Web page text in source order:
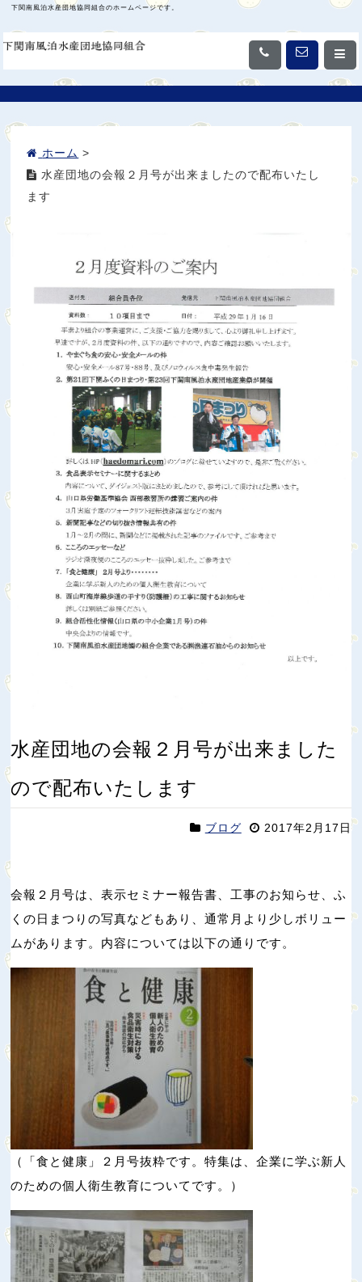
下関南風泊水産団地協同組合のホームページです。
ホーム >
水産団地の会報２月号が出来ましたので配布いたし
ます
水産団地の会報２月号が出来ました
ので配布いたします
2017年2月17日
ブログ
会報２月号は、表示セミナー報告書、工事のお知らせ、ふ
くの日まつりの写真などもあり、通常月より少しボリュー
ムがあります。内容については以下の通りです。
（「食と健康」２月号抜粋です。特集は、企業に学ぶ新人
のための個人衛生教育についてです。）